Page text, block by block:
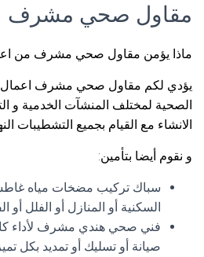
مقاول صحي مشرف
ماذا يؤمن مقاول صحي مشرف من
يؤدي لكم مقاول صحي مشرف اعمال
الصحية لمختلف المنشآت الخدمية و
الانشاء مع القيام بجميع التشطيبات
و نقوم أيضا بتأمين:
سباك تركيب مضخات مياه
السكنية أو المنازل أو الفلل أو
فني صحي هندي مشرف لأداء
صيانة أو تسليك أو تمديد بكل